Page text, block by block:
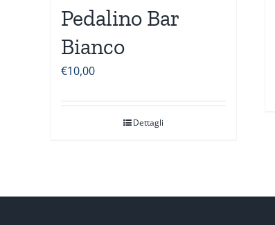
Pedalino Bar
Bianco
€10,00
Dettagli